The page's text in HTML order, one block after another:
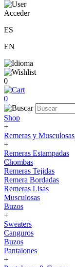
Acceder
ES
EN
0
0
Shop
+
Remeras y Musculosas
+
Remeras Estampadas
Chombas
Remeras Tejidas
Remera Bordadas
Remeras Lisas
Musculosas
Buzos
+
Sweaters
Canguros
Buzos
Pantalones
+